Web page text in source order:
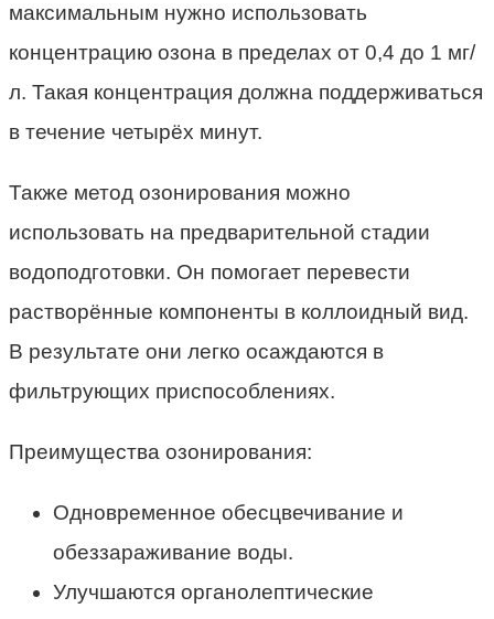
максимальным нужно использовать
концентрацию озона в пределах от 0,4 до 1 мг/
л. Такая концентрация должна поддерживаться
в течение четырёх минут.
Также метод озонирования можно
использовать на предварительной стадии
водоподготовки. Он помогает перевести
растворённые компоненты в коллоидный вид.
В результате они легко осаждаются в
фильтрующих приспособлениях.
Преимущества озонирования:
Одновременное обесцвечивание и
обеззараживание воды.
Улучшаются органолептические